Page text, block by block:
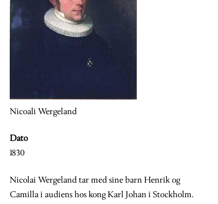
Nicoali Wergeland
Dato
1830
Nicolai Wergeland tar med sine barn Henrik og
Camilla i audiens hos kong Karl Johan i Stockholm.